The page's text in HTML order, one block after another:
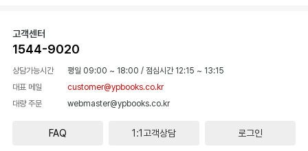
고객센터
1544-9020
상담가능시간 평일 09:00 ~ 18:00 / 점심시간 12:15 ~ 13:15
대표 메일
customer@ypbooks.co.kr
대량 주문
webmaster@ypbooks.co.kr
FAQ 1:1고객상담 로그인